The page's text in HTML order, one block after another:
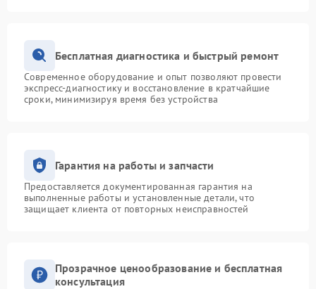
Бесплатная диагностика и быстрый ремонт
Современное оборудование и опыт позволяют провести
экспресс-диагностику и восстановление в кратчайшие
сроки, минимизируя время без устройства
Гарантия на работы и запчасти
Предоставляется документированная гарантия на
выполненные работы и установленные детали, что
защищает клиента от повторных неисправностей
Прозрачное ценообразование и бесплатная
консультация